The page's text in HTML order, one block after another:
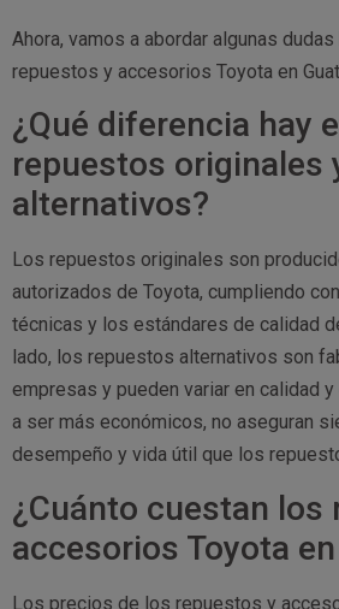
Ahora, vamos a abordar algunas
repuestos y accesorios Toyota en
¿Qué diferencia hay
repuestos originales
alternativos?
Los repuestos originales son
autorizados de Toyota, cumpliendo
técnicas y los estándares de calidad
lado, los repuestos alternativos son
empresas y pueden variar en calidad
a ser más económicos, no aseguran
desempeño y vida útil que los
¿Cuánto cuestan los
accesorios Toyota
Los precios de los repuestos y